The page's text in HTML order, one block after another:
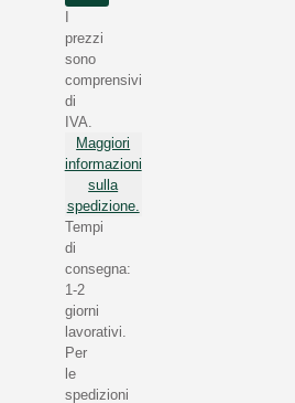
prezzi
sono
comprensivi
di
IVA.
Maggiori
informazioni
sulla
spedizione.
Tempi
di
consegna:
1-2
giorni
lavorativi.
Per
le
spedizioni